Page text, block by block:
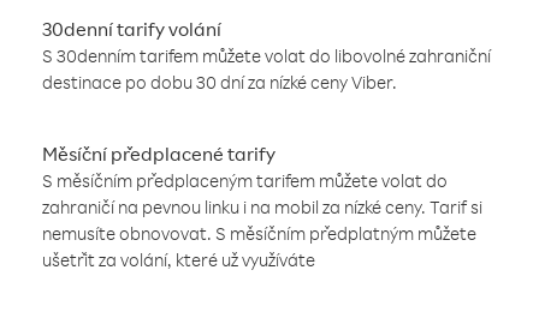
30denní tarify volání
S 30denním tarifem můžete volat do libovolné zahraniční
destinace po dobu 30 dní za nízké ceny Viber.
Měsíční předplacené tarify
S měsíčním předplaceným tarifem můžete volat do
zahraničí na pevnou linku i na mobil za nízké ceny. Tarif si
nemusíte obnovovat. S měsíčním předplatným můžete
ušetřit za volání, které už využíváte